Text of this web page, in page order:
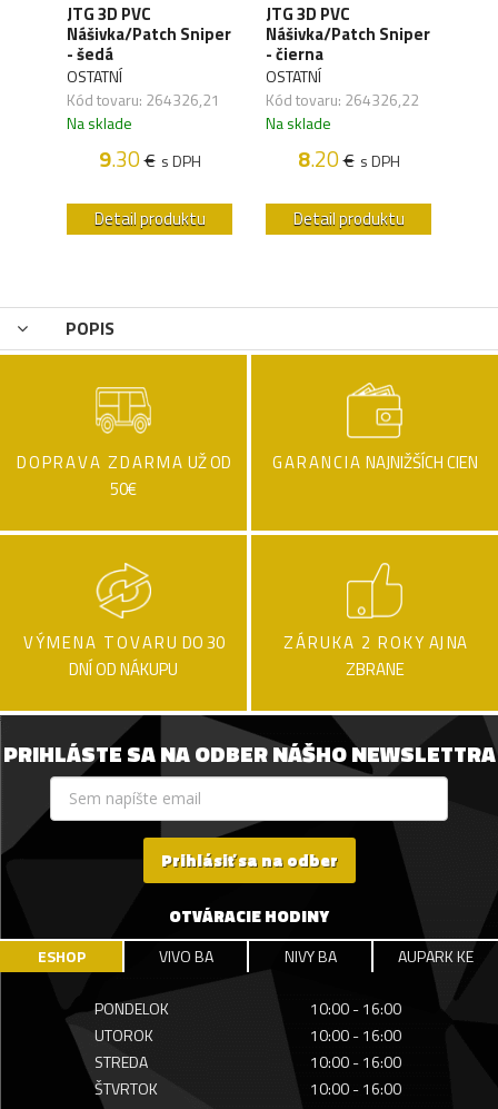
JTG 3D PVC
Nášivka/Patch Sniper
- šedá
OSTATNÍ
Kód tovaru: 264326,21
Na sklade
9.30€ s DPH
Detail produktu
JTG 3D PVC
Nášivka/Patch Sniper
- čierna
OSTATNÍ
Kód tovaru: 264326,22
Na sklade
8.20€ s DPH
Detail produktu
POPIS
DOPRAVA ZDARMA UŽ OD
50€
GARANCIA NAJNIŽŠÍCH CIEN
VÝMENA TOVARU DO 30
DNÍ OD NÁKUPU
ZÁRUKA 2 ROKY AJ NA
ZBRANE
PRIHLÁSTE SA NA ODBER NÁŠHO NEWSLETTRA
Prihlásiť sa na odber
OTVÁRACIE HODINY
ESHOP VIVO BA NIVY BA AUPARK KE
PONDELOK
10:00 - 16:00
UTOROK
10:00 - 16:00
STREDA
10:00 - 16:00
ŠTVRTOK
10:00 - 16:00